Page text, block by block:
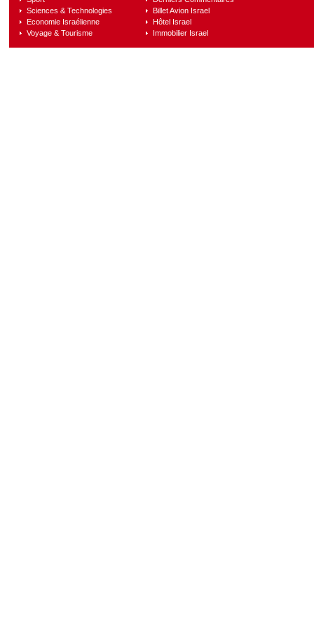
Sciences & Technologies
Economie Israélienne
Voyage & Tourisme
Billet Avion Israel
Hôtel Israel
Immobilier Israel